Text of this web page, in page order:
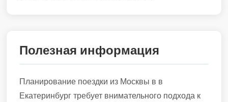
Полезная информация
Планирование поездки из Москвы в в
Екатеринбург требует внимательного подхода к